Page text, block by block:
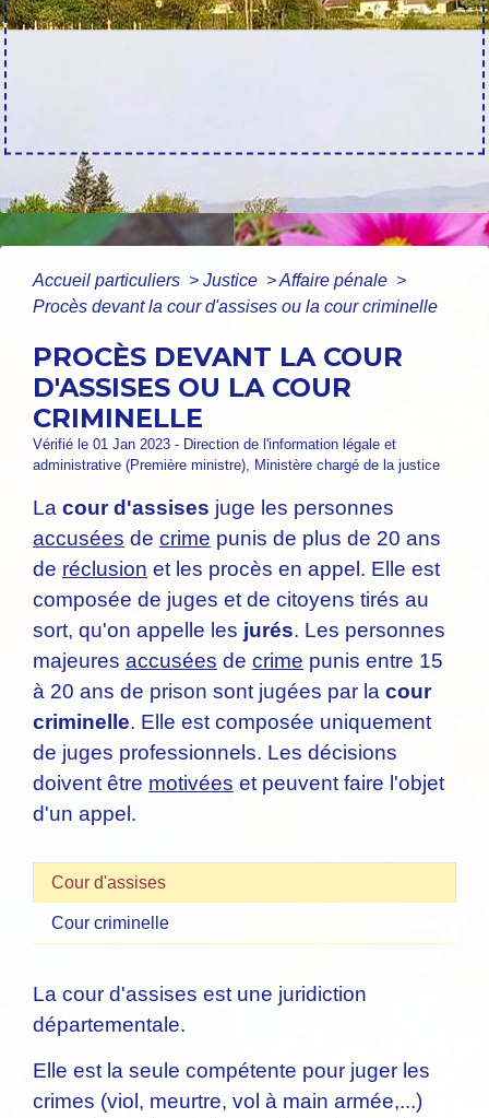
Accueil particuliers > Justice >Affaire pénale >
Procès devant la cour d'assises ou la cour criminelle
PROCÈS DEVANT LA COUR
D'ASSISES OU LA COUR
CRIMINELLE
Vérifié le 01 Jan 2023 - Direction de l'information légale et
administrative (Première ministre), Ministère chargé de la justice
La cour d'assises juge les personnes
accusées de crime punis de plus de 20 ans
de réclusion et les procès en appel. Elle est
composée de juges et de citoyens tirés au
sort, qu'on appelle les jurés. Les personnes
majeures accusées de crime punis entre 15
à 20 ans de prison sont jugées par la cour
criminelle. Elle est composée uniquement
de juges professionnels. Les décisions
doivent être motivées et peuvent faire l'objet
d'un appel.
Cour d'assises
Cour criminelle
La cour d'assises est une juridiction
départementale.
Elle est la seule compétente pour juger les
crimes (viol, meurtre, vol à main armée,...)